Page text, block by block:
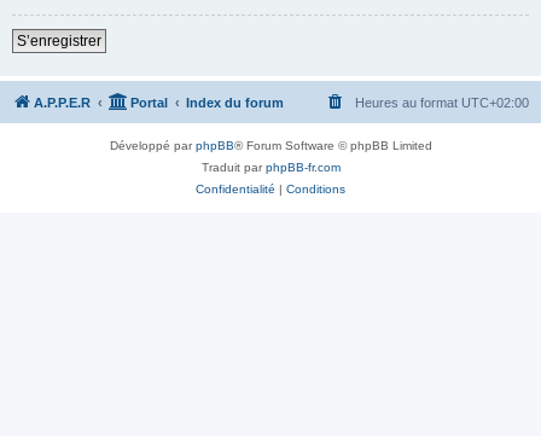
S’enregistrer
A.P.P.E.R Portal Index du forum Heures au format UTC+02:00
Développé parphpBB® Forum Software © phpBB Limited
Traduit parphpBB-fr.com
Confidentialité | Conditions